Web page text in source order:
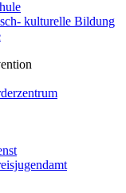
kulturelle Bildung